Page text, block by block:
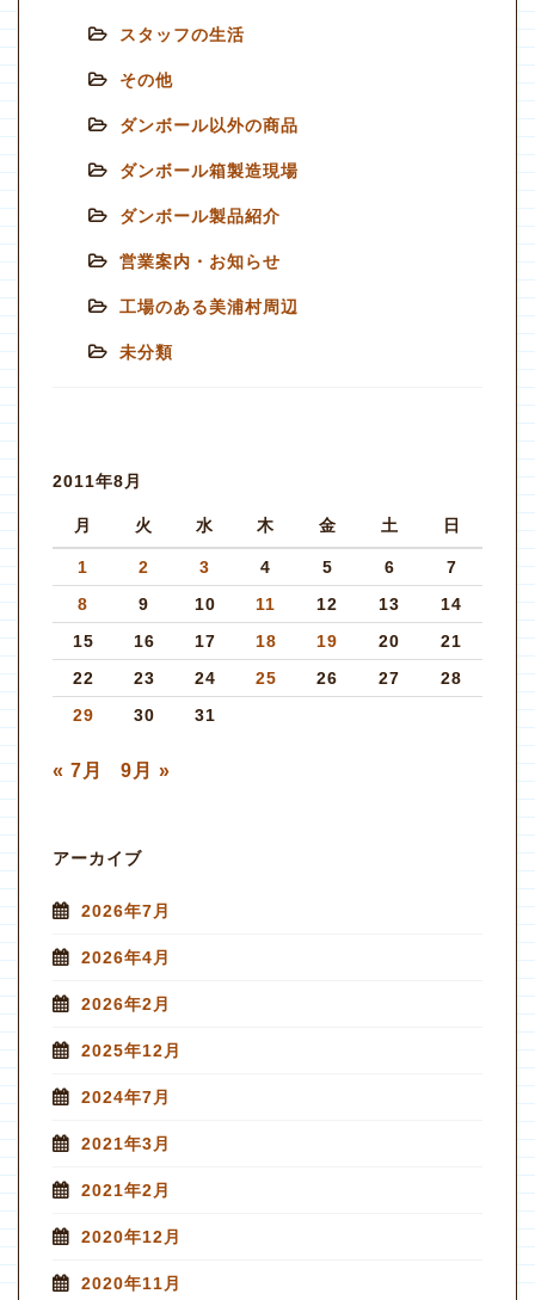
スタッフの生活
その他
ダンボール以外の商品
ダンボール箱製造現場
ダンボール製品紹介
営業案内・お知らせ
工場のある美浦村周辺
未分類
2011年8月
月 火 水 木 金 土 日
1 2 3 4 5 6
7
8
9 10 11 12 13
14
15
16 17 18 19 20
21
22
23 24 25 26 27
28
29
30 31
« 7月 9月 »
アーカイブ
2026年7月
2026年4月
2026年2月
2025年12月
2024年7月
2021年3月
2021年2月
2020年12月
2020年11月